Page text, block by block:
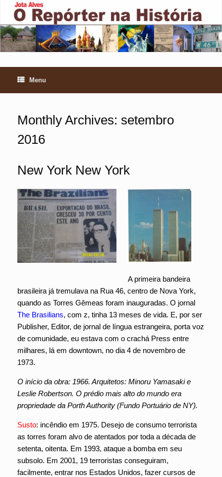
content
Menu
Monthly Archives: setembro
2016
New York New York
A primeira bandeira
brasileira já tremulava na Rua 46, centro de Nova York,
quando as Torres Gêmeas foram inauguradas. O jornal
The Brasilians, com z, tinha 13 meses de vida. E, por ser
Publisher, Editor, de jornal de língua estrangeira, porta voz
de comunidade, eu estava com o crachá Press entre
milhares, lá em downtown, no dia 4 de novembro de
1973.
O início da obra: 1966. Arquitetos: Minoru Yamasaki e
Leslie Robertson. O prédio mais alto do mundo era
propriedade da Porth Authority (Fundo Portuário de NY).
Susto: incêndio em 1975. Desejo de consumo terrorista
as torres foram alvo de atentados por toda a década de
setenta, oitenta. Em 1993, ataque a bomba em seu
subsolo. Em 2001, 19 terroristas conseguiram,
facilmente, entrar nos Estados Unidos, fazer cursos de